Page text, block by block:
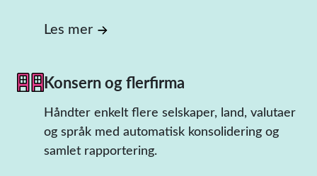
Les mer
Konsern og flerfirma
Håndter enkelt flere selskaper, land, valutaer
og språk med automatisk konsolidering og
samlet rapportering.